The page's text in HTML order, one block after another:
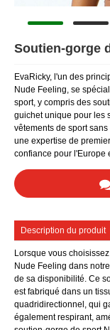
Soutien-gorge
EvaRicky, l'un des
Nude Feeling, se
sport, y compris des
guichet unique pour les
vêtements de sport
une expertise de
confiance pour l'Europe
Description du produit
Lorsque vous
Nude Feeling dans
de sa disponibilité. Ce
est fabriqué dans un
quadridirectionnel, qui
également respirant,